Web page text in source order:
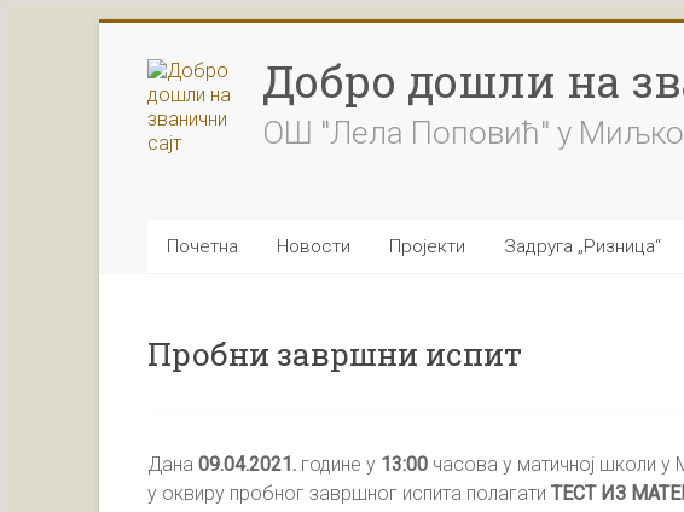
content
Добро дошли на
ОШ "Лела Поповић" у
Почетна Новости Пројекти Задруга „Ризница“
Пробни завршни испит
Дана 09.04.2021. године у 13:00 часова у матичној школи
у оквиру пробног завршног испита полагати ТЕСТ ИЗ